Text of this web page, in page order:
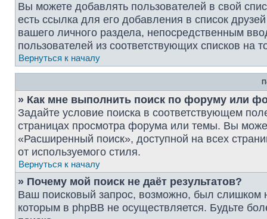
Вы можете добавлять пользователей в свой
есть ссылка для его добавления в список
вашего личного раздела, непосредственным
пользователей из соответствующих списков на
Вернуться к началу
» Как мне выполнить поиск по форуму или
Задайте условие поиска в соответствующем
страницах просмотра форума или темы. Вы
«Расширенный поиск», доступной на всех
от используемого стиля.
Вернуться к началу
» Почему мой поиск не даёт результатов?
Ваш поисковый запрос, возможно, был
которым в phpBB не осуществляется. Будьте